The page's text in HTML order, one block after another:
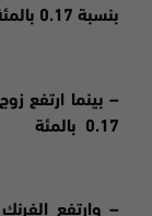
بنسبة 0.17 بالمئة
– بينما ارتفع
0.17 بالمئة
– وارتفع